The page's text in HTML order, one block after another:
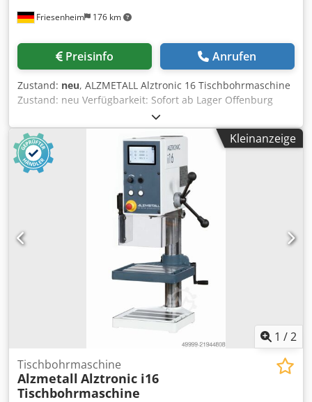
Friesenheim 176 km
Preisinfo Anrufen
Zustand: neu, ALZMETALL Alztronic 16 Tischbohrmaschine
Zustand: neu Verfügbarkeit: Sofort ab Lager Offenburg
Bohrvermögen Stahl E335 (St 60) 16 mm
Gewindeschneiden Stahl E335 (St 60) M 12
Bohrfutteraufnahmekegel MK 2 Spindelhub 80 mm
Ausladung 190 mm Cjdoy S Atdjpfx Abisha
Säulendurchmesser 65 mm Vorschub manuel Bohrkopf-
Höhenverstellung per Handrad Nettogewicht ca.83 kg
Drehzahlverstellung stufenlos Motor 0,54 kW
Spindeldrehzahl U/min 100-2000 Optionale
Sonderaustattung: - Digitale Bortiefenanzeige -
Maschinenleuchte Optionales Zubehör: - Röhm Supra
Bohrfutter 1-13mm oder 3-16mm - Alzmetall Untertisch
Kleinanzeige
1 /2
Tischbohrmaschine
Alzmetall Alztronic i16
Tischbohrmaschine